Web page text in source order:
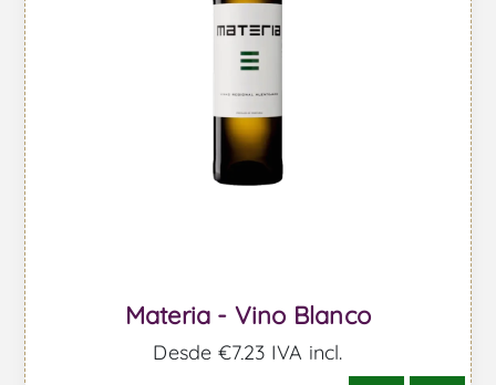
Materia - Vino Blanco
Desde €7,23 IVA incl.